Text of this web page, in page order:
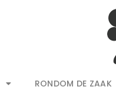
RONDOM DE ZAAK